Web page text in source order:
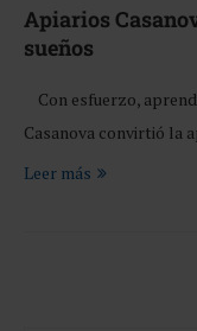
Apiarios
sueños
Con esfuerzo,
Casanova convirtió la
Leer más